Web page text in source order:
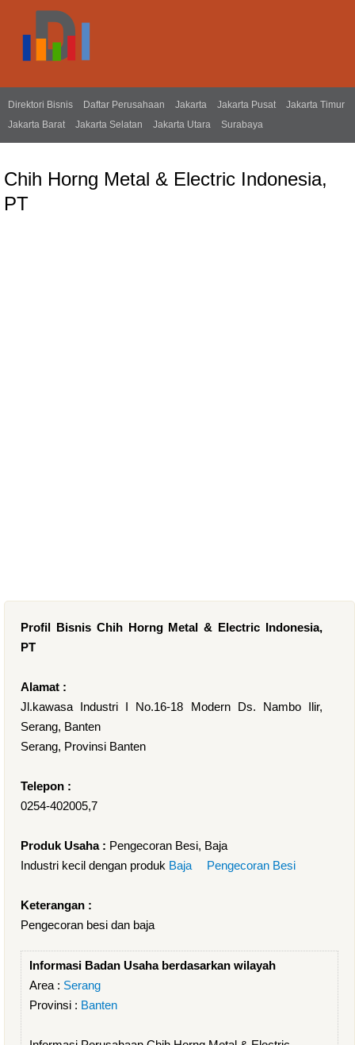
Direktori Bisnis Daftar Perusahaan Jakarta Jakarta Pusat
Jakarta Timur
Jakarta Barat
Jakarta Selatan Jakarta Utara Surabaya
Chih Horng Metal & Electric Indonesia,
PT
Profil Bisnis Chih Horng Metal & Electric Indonesia,
PT
Alamat :
Jl.kawasa Industri I No.16-18 Modern Ds. Nambo Ilir,
Serang, Banten
Serang, Provinsi Banten
Telepon :
0254-402005,7
Produk Usaha : Pengecoran Besi, Baja
Industri kecil dengan produk Baja Pengecoran Besi
Keterangan :
Pengecoran besi dan baja
Informasi Badan Usaha berdasarkan wilayah
Area : Serang
Provinsi : Banten